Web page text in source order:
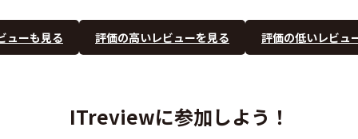
ューも見る 評価の高いレビューを見る 評価の低いレビュ
ITreviewに参加しよう！